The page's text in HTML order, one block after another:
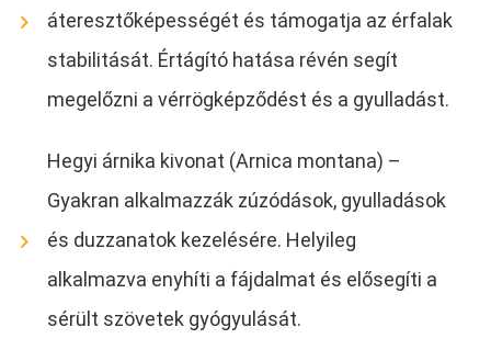
áteresztőképességét és támogatja az érfalak
stabilitását. Értágító hatása révén segít
megelőzni a vérrögképződést és a gyulladást.
Hegyi árnika kivonat (Arnica montana) –
Gyakran alkalmazzák zúzódások, gyulladások
és duzzanatok kezelésére. Helyileg
alkalmazva enyhíti a fájdalmat és elősegíti a
sérült szövetek gyógyulását.